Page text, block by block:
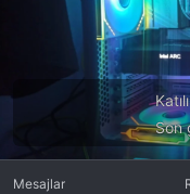
Son
Mesajlar